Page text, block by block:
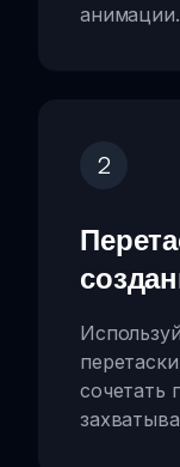
анимации.
2
сочетать